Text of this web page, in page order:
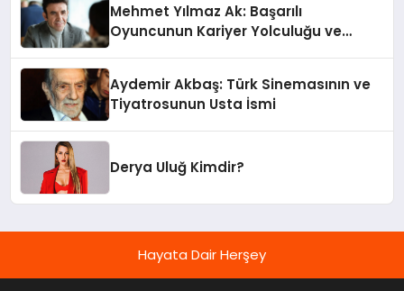
Mehmet Yılmaz Ak: Başarılı
Oyuncunun Kariyer Yolculuğu ve
Aydemir Akbaş: Türk Sinemasının ve
Tiyatrosunun Usta İsmi
Derya Uluğ Kimdir?
Hayata Dair Herşey